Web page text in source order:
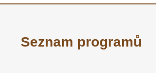
Seznam programů